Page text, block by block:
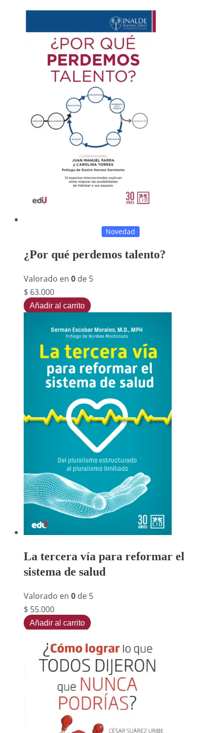
Novedad
¿Por qué perdemos talento?
Valorado en 0 de 5
$ 63.000
Añadir al carrito
La tercera vía para reformar el
sistema de salud
Valorado en 0 de 5
$ 55.000
Añadir al carrito